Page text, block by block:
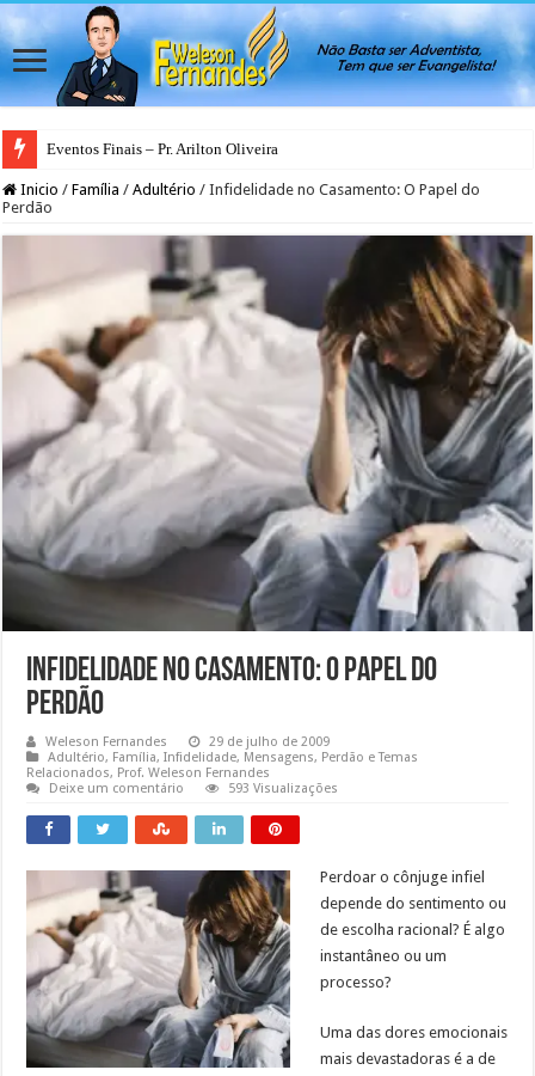
Eventos Finais – Pr. Arilton Oliveira
Inicio / Família / Adultério / Infidelidade no Casamento: O Papel do
Perdão
Infidelidade no Casamento: O Papel do
Perdão
Weleson Fernandes
29 de julho de 2009
Adultério, Família,Infidelidade, Mensagens, Perdão e Temas
Relacionados, Prof. Weleson Fernandes
Deixe um comentário
593 Visualizações
Perdoar o cônjuge infiel
depende do sentimento ou
de escolha racional? É algo
instantâneo ou um
processo?
Uma das dores emocionais
mais devastadoras é a de